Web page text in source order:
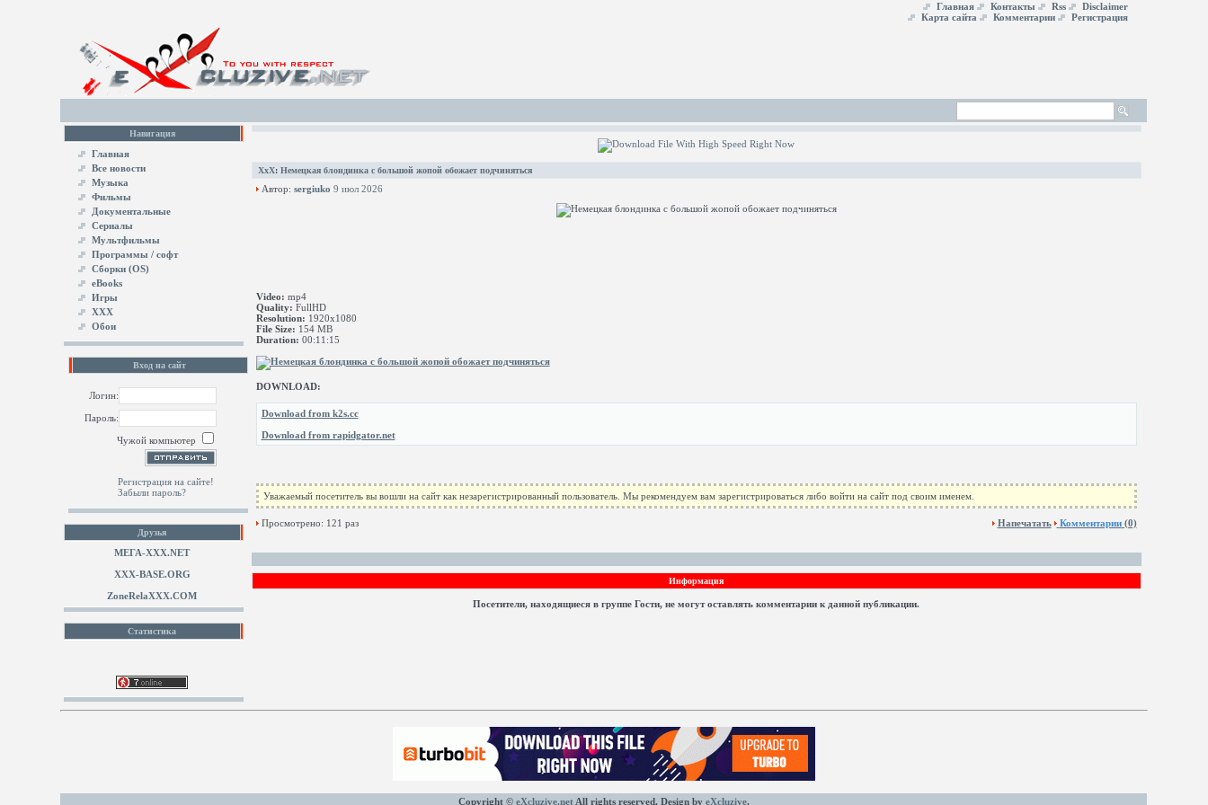
Главная Контакты Rss
Disclaimer
Карта сайта
Комментарии Регистрация
Навигация
Главная
Все новости
Музыка
Фильмы
Документальные
Сериалы
Мультфильмы
Программы / софт
Сборки (OS)
eBooks
Игры
XXX
Обои
Вход на сайт
Логин:
Пароль:
Чужой компьютер
Регистрация на сайте!
Забыли пароль?
Друзья
МЕГА-ХХХ.NET
XXX-BASE.ORG
ZoneRelaXXX.COM
Статистика
XxX: Немецкая блондинка с большой жопой обожает подчиняться
Автор: sergiuko 9 июл 2026
Video: mp4
Quality: FullHD
Resolution: 1920x1080
File Size: 154 MB
Duration: 00:11:15
DOWNLOAD:
Download from k2s.cc
Download from rapidgator.net
Уважаемый посетитель вы вошли на сайт как незарегистрированный пользователь. Мы рекомендуем вам зарегистрироваться либо войти на сайт под своим именем.
Просмотрено: 121 раз Напечатать Комментарии(0)
Информация
Посетители, находящиеся в группе Гости, не могут оставлять комментарии к данной публикации.
Copyright © eXcluzive.netAll rights reserved. Design by eXcluzive.